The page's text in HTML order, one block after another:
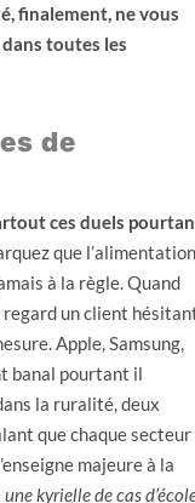
finalement, ne vous
toutes les
de
ces duels
que
à la règle. Quand
regard un client
Apple, Samsung,
banal pourtant il
la ruralité, deux
que chaque secteur
majeure à la
kyrielle de cas